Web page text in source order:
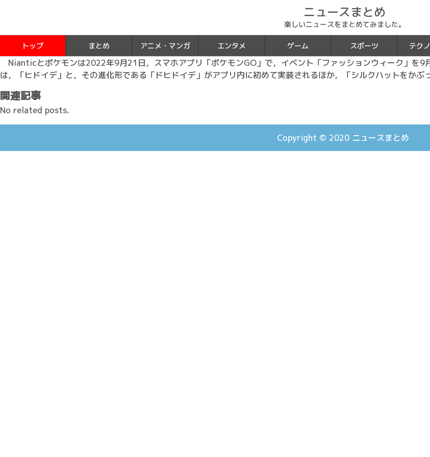
ニュースまとめ
楽しいニュースをまとめてみました。
トップ まとめ アニメ・マンガ エンタメ ゲーム スポーツ テク
Nianticとポケモンは2022年9月21日，スマホアプリ「ポケモンGO」で，イベント「ファッションウィーク」を
は，「ヒドイデ」と，その進化形である「ドヒドイデ」がアプリ内に初めて実装されるほか，「シルクハットをかぶ
関連記事
No related posts.
Copyright © 2020 ニュースまとめ